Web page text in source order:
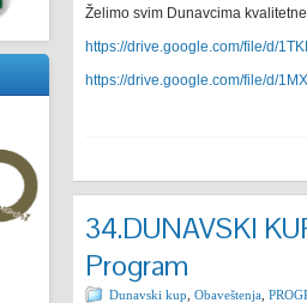
Želimo svim Dunavcima
https://drive.google.com/file/d/
https://drive.google.com/file/d/
34.DUNAVSKI
Program
Dunavski kup Obaveštenja